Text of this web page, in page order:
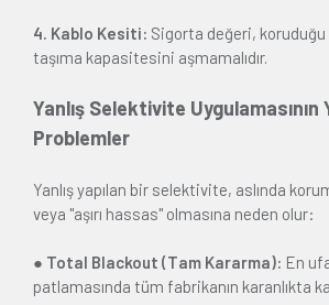
4. Kablo Kesiti: Sigorta değeri, koruduğu
taşıma kapasitesini aşmamalıdır.
Yanlış Selektivite Uygulamasının
Problemler
Yanlış yapılan bir selektivite, aslında
veya "aşırı hassas" olmasına neden olur:
● Total Blackout (Tam Kararma): En
patlamasında tüm fabrikanın karanlıkta